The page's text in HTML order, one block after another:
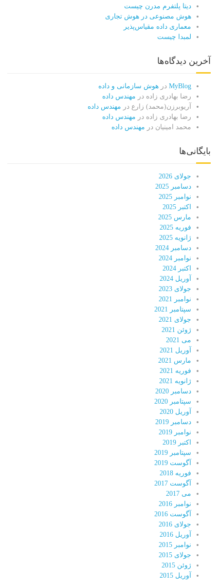
دیتا پلتفرم مدرن چیست
هوش مصنوعی در هوش تجاری
معماری داده مقیاس‌پذیر
لمبدا چیست
آخرین دیدگاه‌ها
MyBlog در هوش سازمانی و داده
رضا بهادری زاده در مهندس داده
آریوبرزن(محمد) زارع در مهندس داده
رضا بهادری زاده در مهندس داده
محمد امینیان در مهندس داده
بایگانی‌ها
جولای 2026
دسامبر 2025
نوامبر 2025
اکتبر 2025
مارس 2025
فوریه 2025
ژانویه 2025
دسامبر 2024
نوامبر 2024
اکتبر 2024
آوریل 2024
جولای 2023
نوامبر 2021
سپتامبر 2021
جولای 2021
ژوئن 2021
می 2021
آوریل 2021
مارس 2021
فوریه 2021
ژانویه 2021
دسامبر 2020
سپتامبر 2020
آوریل 2020
دسامبر 2019
نوامبر 2019
اکتبر 2019
سپتامبر 2019
آگوست 2019
فوریه 2018
آگوست 2017
می 2017
نوامبر 2016
آگوست 2016
جولای 2016
آوریل 2016
نوامبر 2015
جولای 2015
ژوئن 2015
آوریل 2015